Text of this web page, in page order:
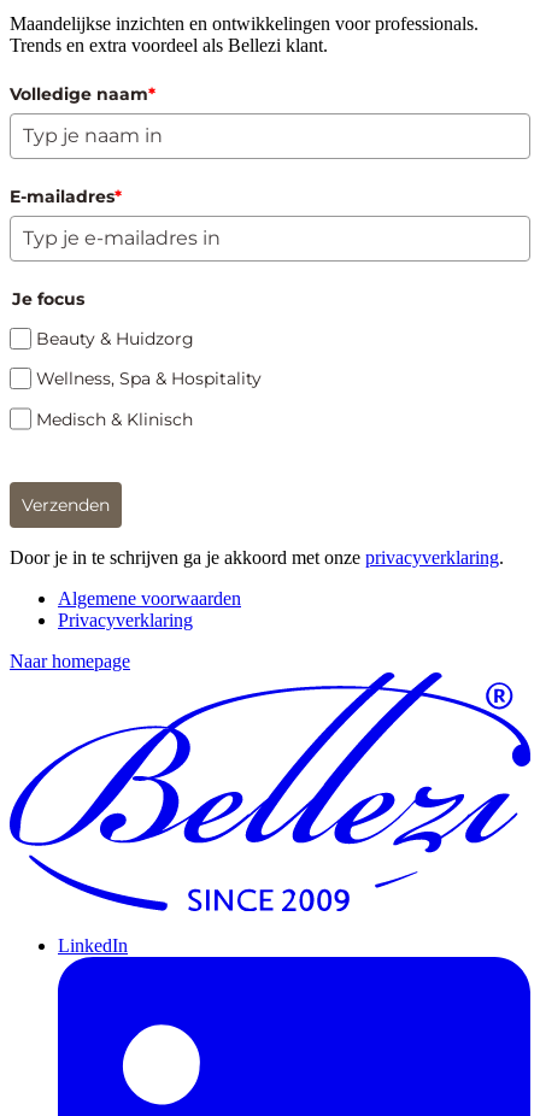
Maandelijkse inzichten en ontwikkelingen voor professionals.
Trends en extra voordeel als Bellezi klant.
Volledige naam*
E-mailadres*
Je focus
Beauty & Huidzorg
Wellness, Spa & Hospitality
Medisch & Klinisch
Verzenden
Door je in te schrijven ga je akkoord met onze privacyverklaring.
Algemene voorwaarden
Privacyverklaring
Naar homepage
LinkedIn